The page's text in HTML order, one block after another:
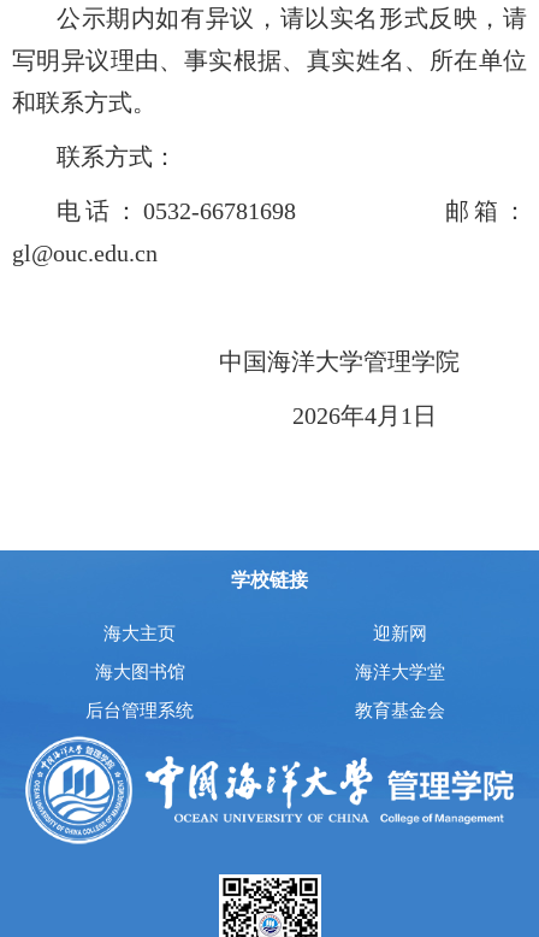
公示期内如有异议，请以实名形式反映，请
写明异议理由、事实根据、真实姓名、所在单位
和联系方式。
联系方式：
电话： 0532-66781698
邮箱：
gl@ouc.edu.cn
中国海洋大学管理学院
2026年4月 1 日
学校链接
海大主页
迎新网
海大图书馆
海洋大学堂
后台管理系统
教育基金会